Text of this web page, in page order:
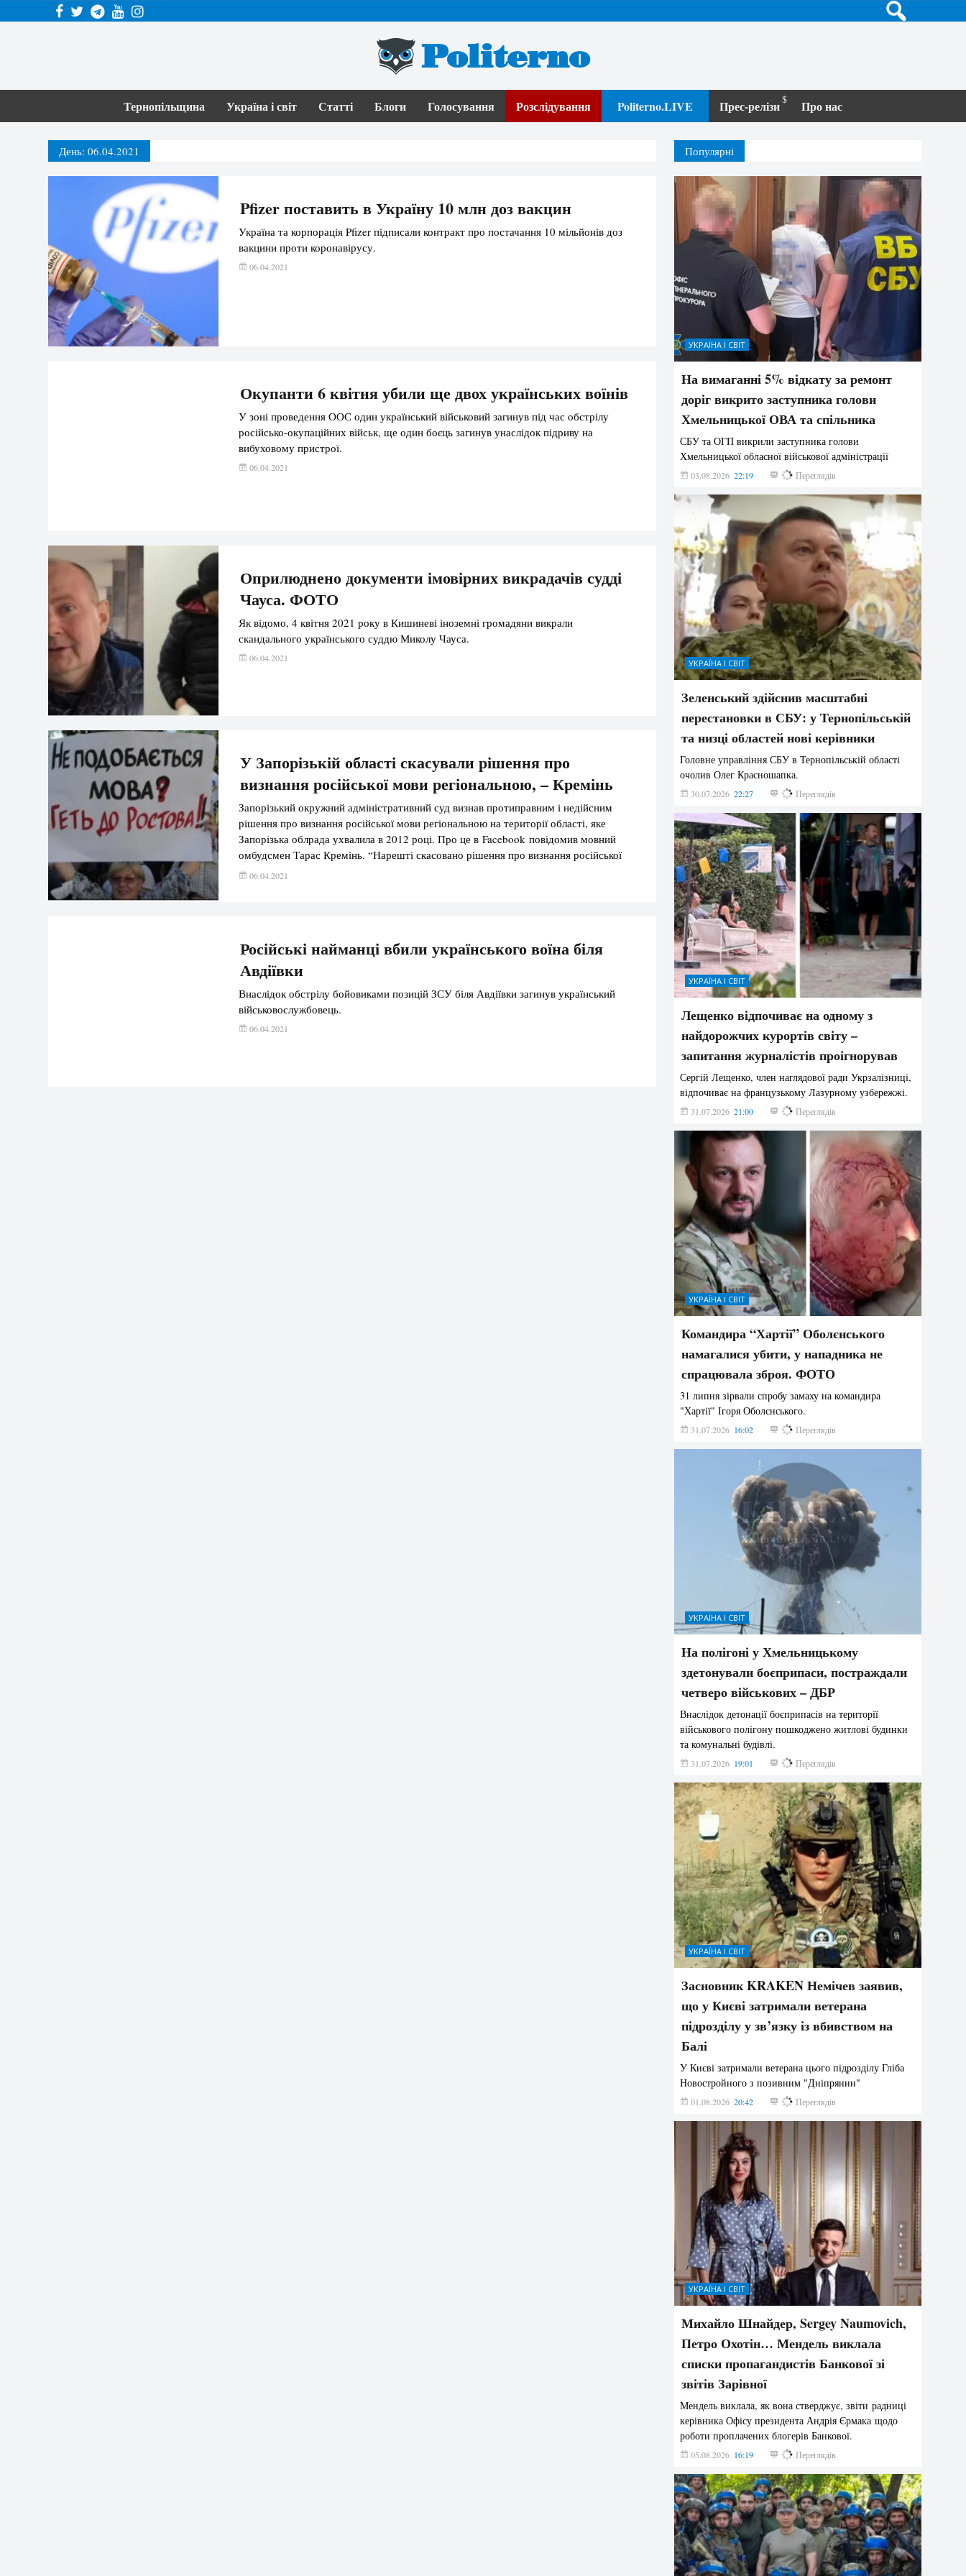
Politerno
Тернопільщина Україна і світ Статті Блоги Голосування Розслідування Politerno.LIVE Прес-релізи Про нас
День: 06.04.2021
Pfizer поставить в Україну 10 млн доз вакцин
Україна та корпорація Pfizer підписали контракт про постачання 10 мільйонів доз
вакцини проти коронавірусу.
06.04.2021
Окупанти 6 квітня убили ще двох українських воїнів
У зоні проведення ООС один український військовий загинув під час обстрілу
російсько-окупаційних військ, ще один боєць загинув унаслідок підриву на
вибуховому пристрої.
06.04.2021
Оприлюднено документи імовірних викрадачів судді
Чауса. ФОТО
Як відомо, 4 квітня 2021 року в Кишиневі іноземні громадяни викрали
скандального українського суддю Миколу Чауса.
06.04.2021
У Запорізькій області скасували рішення про
визнання російської мови регіональною, – Кремінь
Запорізький окружний адміністративний суд визнав протиправним і недійсним
рішення про визнання російської мови регіональною на території області, яке
Запорізька облрада ухвалила в 2012 році. Про це в Facebook повідомив мовний
омбудсмен Тарас Кремінь. “Нарешті скасовано рішення про визнання російської
мови регіональною на території Запорізької області. Зокрема, 24 березня 2021 року
06.04.2021
Російські найманці вбили українського воїна біля
Авдіївки
Внаслідок обстрілу бойовиками позицій ЗСУ біля Авдіївки загинув український
військовослужбовець.
06.04.2021
Популярні
УКРАЇНА І СВІТ
На вимаганні 5% відкату за ремонт
доріг викрито заступника голови
Хмельницької ОВА та спільника
СБУ та ОГП викрили заступника голови
Хмельницької обласної військової адміністрації
03.08.2026 22:19 829 Переглядів
УКРАЇНА І СВІТ
Зеленський здійснив масштабні
перестановки в СБУ: у Тернопільській
та низці областей нові керівники
Головне управління СБУ в Тернопільській області
очолив Олег Красношапка.
30.07.2026 22:27 617 Переглядів
УКРАЇНА І СВІТ
Лещенко відпочиває на одному з
найдорожчих курортів світу –
запитання журналістів проігнорував
Сергій Лещенко, член наглядової ради Укрзалізниці,
відпочиває на французькому Лазурному узбережжі.
31.07.2026 21:00 197 Переглядів
УКРАЇНА І СВІТ
Командира “Хартії” Оболєнського
намагалися убити, у нападника не
спрацювала зброя. ФОТО
31 липня зірвали спробу замаху на командира
"Хартії" Ігоря Оболєнського.
31.07.2026 16:02 179 Переглядів
УКРАЇНА І СВІТ
На полігоні у Хмельницькому
здетонували боєприпаси, постраждали
четверо військових – ДБР
Внаслідок детонації боєприпасів на території
військового полігону пошкоджено житлові будинки
та комунальні будівлі.
31.07.2026 19:01 175 Переглядів
УКРАЇНА І СВІТ
Засновник KRAKEN Немічев заявив,
що у Києві затримали ветерана
підрозділу у зв’язку із вбивством на
Балі
У Києві затримали ветерана цього підрозділу Гліба
Новостройного з позивним "Дніпрянин"
01.08.2026 20:42 166 Переглядів
УКРАЇНА І СВІТ
Михайло Шнайдер, Sergey Naumovich,
Петро Охотін… Мендель виклала
списки пропагандистів Банкової зі
звітів Зарівної
Мендель виклала, як вона стверджує, звіти радниці
керівника Офісу президента Андрія Єрмака щодо
роботи проплачених блогерів Банкової.
05.08.2026 16:19 143 Переглядів